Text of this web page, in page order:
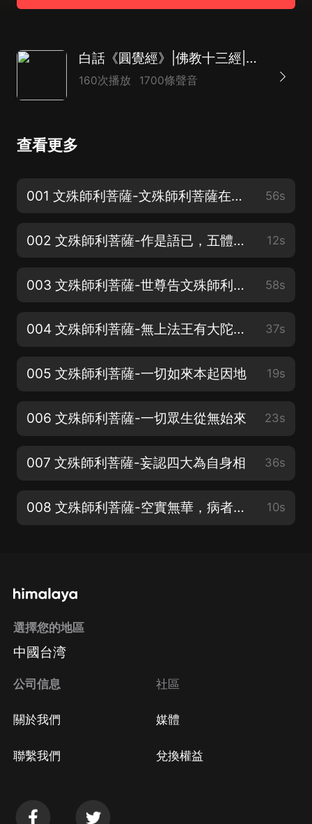
白話《圓覺經》|佛教十三經|菩薩宣說如來圓覺
160次播放 1700條聲音
查看更多
001 文殊師利菩薩-文殊師利菩薩在大眾中 56s
002 文殊師利菩薩-作是語已，五體投地 12s
003 文殊師利菩薩-世尊告文殊師利菩薩言 58s
004 文殊師利菩薩-無上法王有大陀羅尼門 37s
005 文殊師利菩薩-一切如來本起因地 19s
006 文殊師利菩薩-一切眾生從無始來 23s
007 文殊師利菩薩-妄認四大為自身相 36s
008 文殊師利菩薩-空實無華，病者妄執 10s
選擇您的地區
中國台湾
公司信息
關於我們
聯繫我們
社區
媒體
兌換權益